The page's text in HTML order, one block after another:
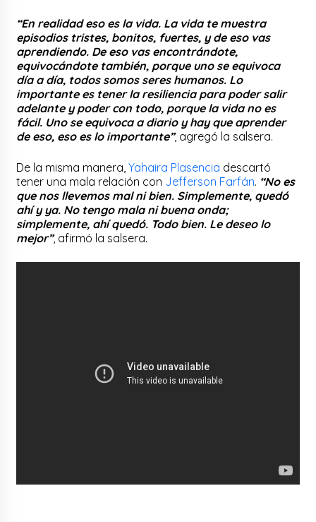
“En realidad eso es la vida. La vida te muestra
episodios tristes, bonitos, fuertes, y de eso vas
aprendiendo. De eso vas encontrándote,
equivocándote también, porque uno se equivoca
día a día, todos somos seres humanos. Lo
importante es tener la resiliencia para poder salir
adelante y poder con todo, porque la vida no es
fácil. Uno se equivoca a diario y hay que aprender
de eso, eso es lo importante”, agregó la salsera.
De la misma manera,Yahaira Plasencia descartó
tener una mala relación con Jefferson Farfán. “No es
que nos llevemos mal ni bien. Simplemente, quedó
ahí y ya. No tengo mala ni buena onda;
simplemente, ahí quedó. Todo bien. Le deseo lo
mejor”, afirmó la salsera.